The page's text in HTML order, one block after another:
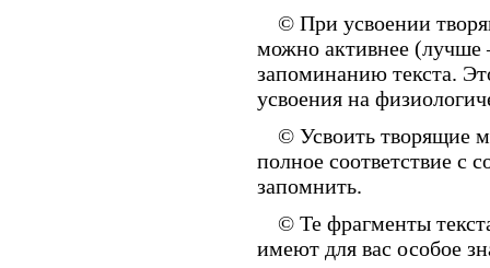
© При усвоении
можно активнее (лучше
запоминанию текста.
усвоения на
© Усвоить творящие
полное соответствие с
запомнить.
© Те фрагменты
имеют для вас особое